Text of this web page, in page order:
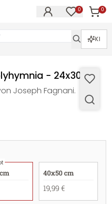
0 0
KI
- 24x30 cm
Joseph Fagnani.
40x50 cm
19,99 €